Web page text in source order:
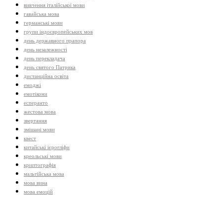
вивчення італійської мови
гавайська мова
германські мови
групи індоєвропейських мов
день державного прапора
день незалежності
день перекладача
день святого Патрика
дистанційна освіта
емоджі
емотікони
есперанто
жестова мова
звертання
змішані мови
квест
китайські ієрогліфи
креольські мови
криптографія
мальтійська мова
мова вина
мова емоцій